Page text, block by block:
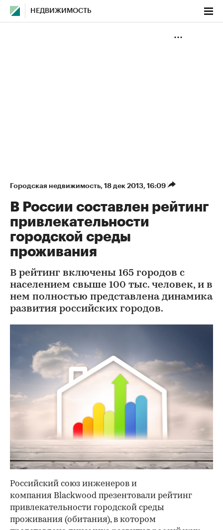
НЕДВИЖИМОСТЬ
Городская недвижимость⁠, 18 дек 2013, 16:09
В России составлен рейтинг
привлекательности
городской среды
проживания
В рейтинг включены 165 городов с
населением свыше 100 тыс. человек, и в
нем полностью представлена динамика
развития российских городов.
Российский союз инженеров и
компания Blackwood презентовали рейтинг
привлекательности городской среды
проживания (обитания), в котором